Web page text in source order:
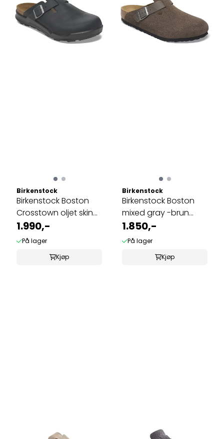
Birkenstock
Birkenstock Boston
Crosstown oljet skinn
svart ...
1.990,-
På lager
Kjøp
Birkenstock
Birkenstock Boston
mixed gray -brun
semsket skinn ...
1.850,-
På lager
Kjøp